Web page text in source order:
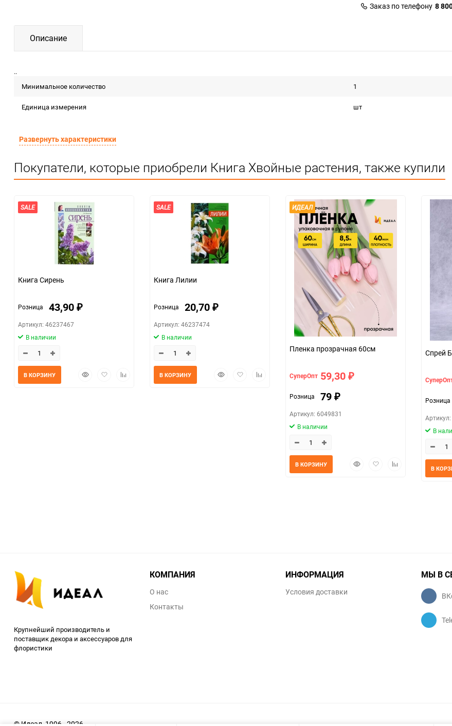
Заказ по телефону 8
Описание
..
Минимальное количество
1
Единица измерения шт
Развернуть характеристики
Покупатели, которые приобрели Книга Хвойные растения, также купили
SALE
Книга Сирень
Розница 43,90 ₽
Артикул: 46237467
В наличии
БыстрыйДобавитьДобавить
В КОРЗИНУ
SALE
Книга Лилии
Розница 20,70 ₽
Артикул: 46237474
В наличии
БыстрыйДобавитьДобавить
В КОРЗИНУ
ИДЕАЛ
Пленка прозрачная 60см
СуперОпт 59,30 ₽
Розница 79 ₽
Артикул: 6049831
В наличии
БыстрыйДобавитьДобавить
В КОРЗИНУ
Спрей
Розница
В
В
Крупнейший производитель и
поставщик декора и аксессуаров для
флористики
КОМПАНИЯ
О нас
Контакты
ИНФОРМАЦИЯ
Условия доставки
МЫ В
© Идеал, 1996 - 2026